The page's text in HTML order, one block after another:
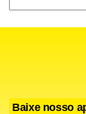
respectivamente,
Baixe nosso